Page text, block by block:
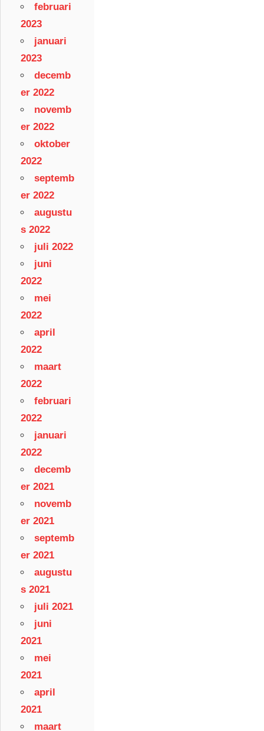
februari
2023
januari
2023
decemb
er 2022
novemb
er 2022
oktober
2022
septemb
er 2022
augustu
s 2022
juli 2022
juni
2022
mei
2022
april
2022
maart
2022
februari
2022
januari
2022
decemb
er 2021
novemb
er 2021
septemb
er 2021
augustu
s 2021
juli 2021
juni
2021
mei
2021
april
2021
maart